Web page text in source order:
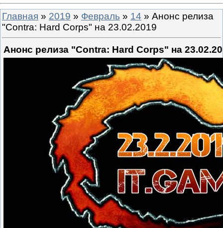
Главная » 2019 » Февраль » 14 » Анонс релиза
"Contra: Hard Corps" на 23.02.2019
Анонс релиза "Contra: Hard Corps" на